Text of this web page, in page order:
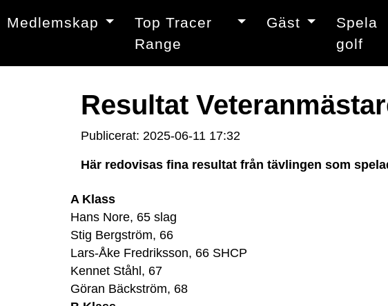
Medlemskap
Top Tracer
Range
Gäst
Spela
golf
Resultat
Publicerat: 2025-06-11 17:32
Här redovisas fina resultat från tävlingen som
A Klass
Hans Nore, 65 slag
Stig Bergström, 66
Lars-Åke Fredriksson, 66 SHCP
Kennet Ståhl, 67
Göran Bäckström, 68